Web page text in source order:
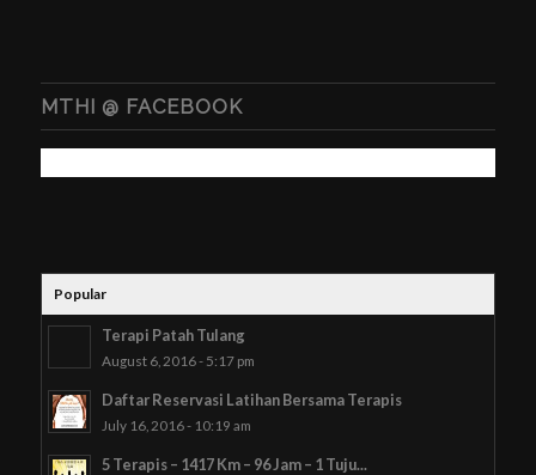
MTHI @ FACEBOOK
Popular
Terapi Patah Tulang
August 6, 2016 - 5:17 pm
Daftar Reservasi Latihan Bersama Terapis
July 16, 2016 - 10:19 am
5 Terapis – 1417 Km – 96 Jam – 1 Tuju...